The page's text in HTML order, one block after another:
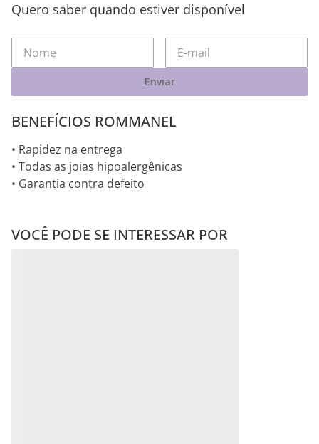
Quero saber quando estiver disponível
Enviar
BENEFÍCIOS ROMMANEL
• Rapidez na entrega
• Todas as joias hipoalergênicas
• Garantia contra defeito
VOCÊ PODE SE INTERESSAR POR